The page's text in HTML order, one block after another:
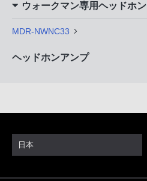
ウォークマン専用ヘッドホン
MDR-NWNC33
ヘッドホンアンプ
日本